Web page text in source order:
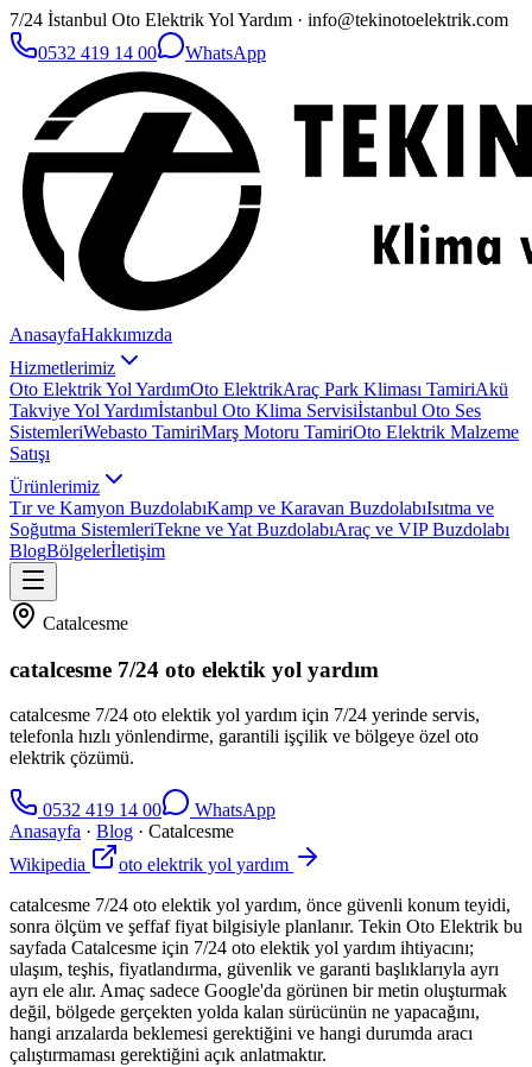
7/24 İstanbul Oto Elektrik Yol Yardım · info@tekinotoelektrik.com
0532 419 14 00
WhatsApp
AnasayfaHakkımızda
Hizmetlerimiz
Oto Elektrik Yol YardımOto ElektrikAraç Park Kliması TamiriAkü
Takviye Yol Yardımİstanbul Oto Klima Servisiİstanbul Oto Ses
SistemleriWebasto TamiriMarş Motoru TamiriOto Elektrik Malzeme
Satışı
Ürünlerimiz
Tır ve Kamyon BuzdolabıKamp ve Karavan BuzdolabıIsıtma ve
Soğutma SistemleriTekne ve Yat BuzdolabıAraç ve VIP Buzdolabı
BlogBölgelerİletişim
Catalcesme
catalcesme 7/24 oto elektik yol yardım
catalcesme 7/24 oto elektik yol yardım için 7/24 yerinde servis,
telefonla hızlı yönlendirme, garantili işçilik ve bölgeye özel oto
elektrik çözümü.
0532 419 14 00
WhatsApp
Anasayfa · Blog · Catalcesme
Wikipedia
oto elektrik yol yardım
catalcesme 7/24 oto elektik yol yardım, önce güvenli konum teyidi,
sonra ölçüm ve şeffaf fiyat bilgisiyle planlanır. Tekin Oto Elektrik bu
sayfada Catalcesme için 7/24 oto elektik yol yardım ihtiyacını;
ulaşım, teşhis, fiyatlandırma, güvenlik ve garanti başlıklarıyla ayrı
ayrı ele alır. Amaç sadece Google'da görünen bir metin oluşturmak
değil, bölgede gerçekten yolda kalan sürücünün ne yapacağını,
hangi arızalarda beklemesi gerektiğini ve hangi durumda aracı
çalıştırmaması gerektiğini açık anlatmaktır.